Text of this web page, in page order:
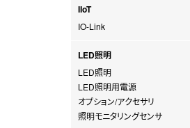
IIoT
IO-Link
LED照明
LED照明
LED照明用電源
オプション/アクセサリ
照明モニタリングセンサ